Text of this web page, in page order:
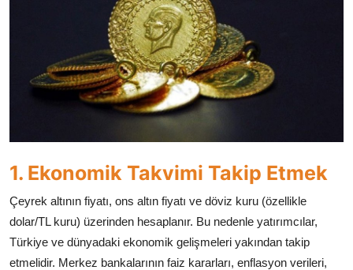
1. Ekonomik Takvimi Takip Etmek
Çeyrek altının fiyatı, ons altın fiyatı ve döviz kuru (özellikle
dolar/TL kuru) üzerinden hesaplanır. Bu nedenle yatırımcılar,
Türkiye ve dünyadaki ekonomik gelişmeleri yakından takip
etmelidir. Merkez bankalarının faiz kararları, enflasyon verileri,